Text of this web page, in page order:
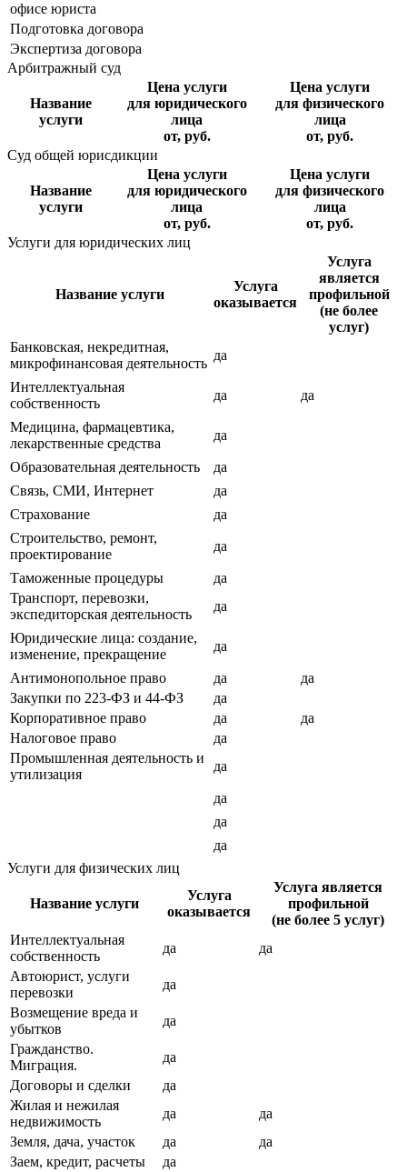
офисе юриста
Подготовка договора
Экспертиза договора
Арбитражный суд
Название
услуги
Цена услуги
для юридического
лица
от, руб.
Цена услуги
для физического
лица
от, руб.
Суд общей юрисдикции
Название
услуги
Цена услуги
для юридического
лица
от, руб.
Цена услуги
для физического
лица
от, руб.
Услуги для юридических лиц
Название услуги
Услуга
оказывается
Услуга
является
профильной
(не более
услуг)
Банковская, некредитная,
микрофинансовая деятельность
да
Интеллектуальная
собственность
да да
Медицина, фармацевтика,
лекарственные средства
да
Образовательная деятельность
да
Связь, СМИ, Интернет
да
Страхование
да
Строительство, ремонт,
проектирование
да
Таможенные процедуры
да
Транспорт, перевозки,
экспедиторская деятельность
да
Юридические лица: создание,
изменение, прекращение
да
Антимонопольное право да
да
Закупки по 223-ФЗ и 44-ФЗ
да
Корпоративное право
да
да
Налоговое право
да
Промышленная деятельность и
утилизация
да
да
да
да
Услуги для физических лиц
Название услуги
Услуга
оказывается
Услуга является
профильной
(не более 5 услуг)
Интеллектуальная
собственность
да
да
Автоюрист, услуги
перевозки
да
Возмещение вреда и
убытков
да
Гражданство.
Миграция.
да
Договоры и сделки
да
Жилая и нежилая
недвижимость
да
да
Земля, дача, участок
да
да
Заем, кредит, расчеты
да